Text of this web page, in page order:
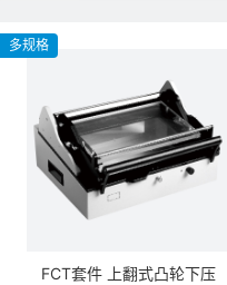
FCT套件 上翻式凸轮下压
多规格